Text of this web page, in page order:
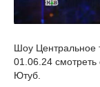
Шоу Центральное
01.06.24
Ютуб.